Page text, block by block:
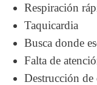
Respiración
Taquicardia
Busca donde
Falta de
Destrucción de